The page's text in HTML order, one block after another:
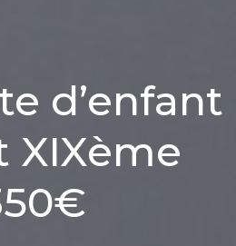
d’enfant
XIXème